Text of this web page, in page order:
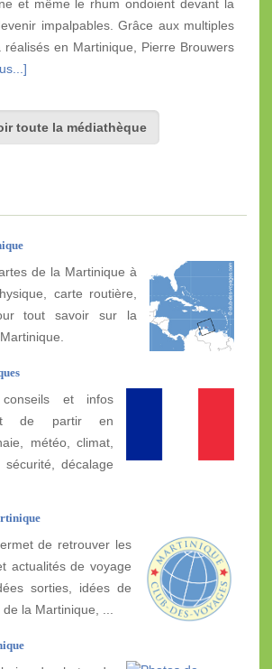
et même le rhum ondoient devant la
impalpables. Grâce aux multiples
réalisés en Martinique, Pierre Brouwers
toute la médiathèque
de la Martinique à
carte routière,
tout savoir sur la
et infos
de partir en
météo, climat,
décalage
de retrouver les
actualités de voyage
sorties, idées de
la Martinique, ...